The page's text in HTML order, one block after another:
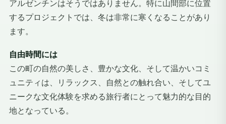
アルゼンチンはそうではありません。特に山間部に位置
するプロジェクトでは、冬は非常に寒くなることがあり
ます。
自由時間には
この町の自然の美しさ、豊かな文化、そして温かいコミ
ュニティは、リラックス、自然との触れ合い、そしてユ
ニークな文化体験を求める旅行者にとって魅力的な目的
地となっている。